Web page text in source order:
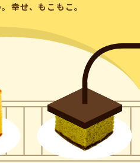
幸せ、もこもこ。